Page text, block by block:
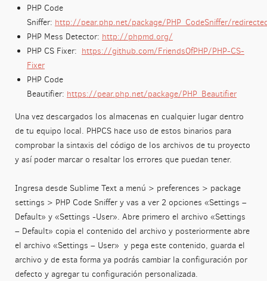
PHP Code
Sniffer: http://pear.php.net/package/PHP_CodeSniffer/
PHP Mess Detector: http://phpmd.org/
PHP CS Fixer: https://github.com/FriendsOfPHP/PHP-CS-
Fixer
PHP Code
Beautifier: https://pear.php.net/package/PHP_Beautifier
Una vez descargados los almacenas en cualquier lugar dentro
de tu equipo local. PHPCS hace uso de estos binarios para
comprobar la sintaxis del código de los archivos de tu proyecto
y así poder marcar o resaltar los errores que puedan tener.
Ingresa desde Sublime Text a menú > preferences > package
settings > PHP Code Sniffer y vas a ver 2 opciones «Settings –
Default» y «Settings -User». Abre primero el archivo «Settings
– Default» copia el contenido del archivo y posteriormente abre
el archivo «Settings – User» y pega este contenido, guarda el
archivo y de esta forma ya podrás cambiar la configuración por
defecto y agregar tu configuración personalizada.